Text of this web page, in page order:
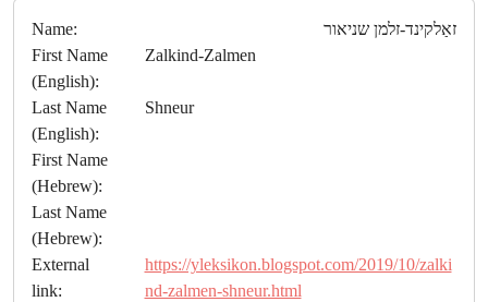
Name:
זאַלקינד-זלמן שניאור
First Name
(English):
Zalkind-Zalmen
Last Name
(English):
Shneur
First Name
(Hebrew):
Last Name
(Hebrew):
External
link:
https://yleksikon.blogspot.com/2019/10/zalki
nd-zalmen-shneur.html